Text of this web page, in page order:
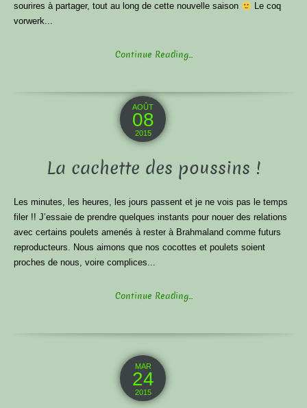
sourires à partager, tout au long de cette nouvelle saison
Le coq
vorwerk...
Continue Reading...
AOÛT
08
2015
La cachette des poussins !
Les minutes, les heures, les jours passent et je ne vois pas le temps
filer !! J’essaie de prendre quelques instants pour nouer des relations
avec certains poulets amenés à rester à Brahmaland comme futurs
reproducteurs. Nous aimons que nos cocottes et poulets soient
proches de nous, voire complices...
Continue Reading...
MAR
24
2015